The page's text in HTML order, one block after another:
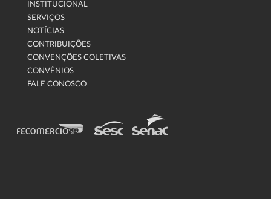
INSTITUCIONAL
SERVIÇOS
NOTÍCIAS
CONTRIBUIÇÕES
CONVENÇÕES COLETIVAS
CONVÊNIOS
FALE CONOSCO